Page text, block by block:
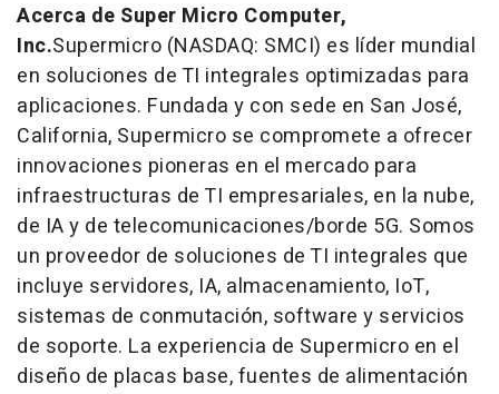
Acerca de Super Micro Computer,
Inc.Supermicro (NASDAQ: SMCI) es líder mundial
en soluciones de TI integrales optimizadas para
aplicaciones. Fundada y con sede en San José,
California, Supermicro se compromete a ofrecer
innovaciones pioneras en el mercado para
infraestructuras de TI empresariales, en la nube,
de IA y de telecomunicaciones/borde 5G. Somos
un proveedor de soluciones de TI integrales que
incluye servidores, IA, almacenamiento, IoT,
sistemas de conmutación, software y servicios
de soporte. La experiencia de Supermicro en el
diseño de placas base, fuentes de alimentación